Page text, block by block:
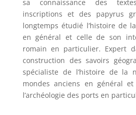
sa connaissance des
inscriptions et des papyrus
longtemps étudié l’histoire de
en général et celle de son
romain en particulier. Expert
construction des savoirs
spécialiste de l’histoire de la
mondes anciens en général
l’archéologie des ports en